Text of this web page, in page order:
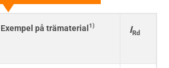
Exempel på trämaterial 1) IRd